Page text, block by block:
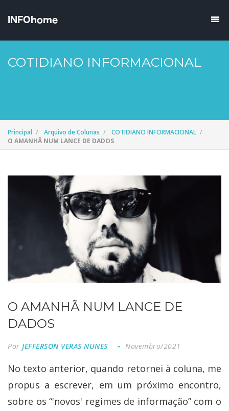
COTIDIANO INFORMACIONAL
Principal Arquivo de Colunas
COTIDIANO INFORMACIONAL
O AMANHÃ NUM LANCE DE DADOS
O AMANHÃ NUM LANCE DE
DADOS
Por JEFFERSON VERAS NUNES Novembro/2021
No texto anterior, quando retornei à coluna, me
propus a escrever, em um próximo encontro,
sobre os “'novos' regimes de informação” com o